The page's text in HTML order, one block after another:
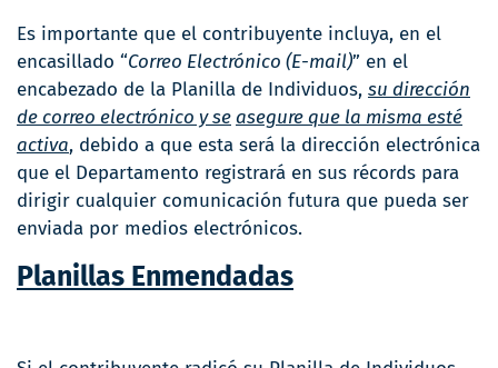
Es importante que el contribuyente incluya, en el
encasillado “Correo Electrónico (E-mail)” en el
encabezado de la Planilla de Individuos, su dirección
de correo electrónico y seasegure que la misma esté
activa, debido a que esta será la dirección electrónica
que el Departamento registrará en sus récords para
dirigir cualquier comunicación futura que pueda ser
enviada por medios electrónicos.
Planillas Enmendadas